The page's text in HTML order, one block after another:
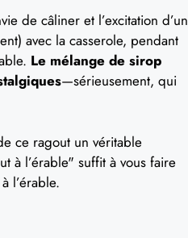
de câliner et l’excitation d’un
avec la casserole, pendant
Le mélange de sirop
—sérieusement, qui
ce ragout un véritable
à l’érable" suffit à vous faire
l’érable.